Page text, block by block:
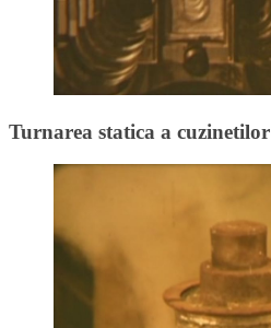
Turnarea statica a cuzinetilor